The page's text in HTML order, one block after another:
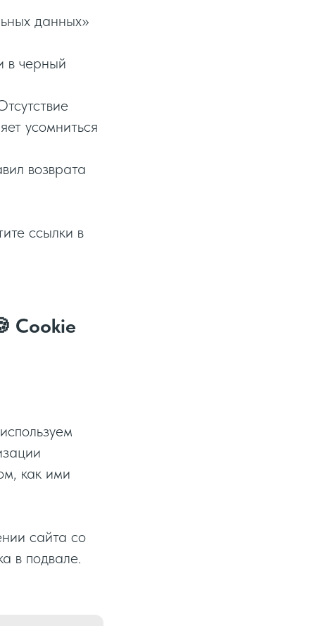
данных»
в черный
усомниться
возврата
ссылки в
Cookie
как ими
сайта со
в подвале.